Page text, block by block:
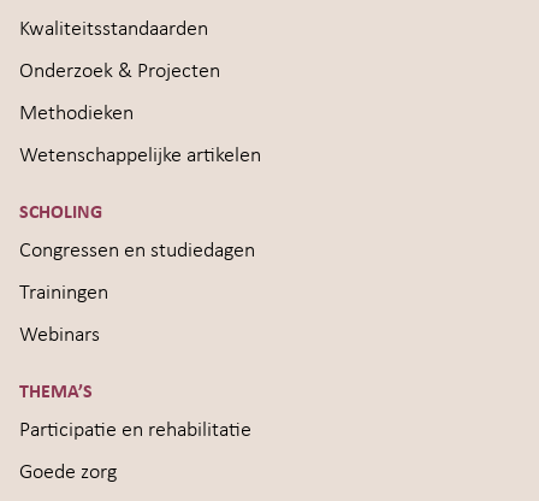
Kwaliteitsstandaarden
Onderzoek & Projecten
Methodieken
Wetenschappelijke artikelen
SCHOLING
Congressen en studiedagen
Trainingen
Webinars
THEMA’S
Participatie en rehabilitatie
Goede zorg